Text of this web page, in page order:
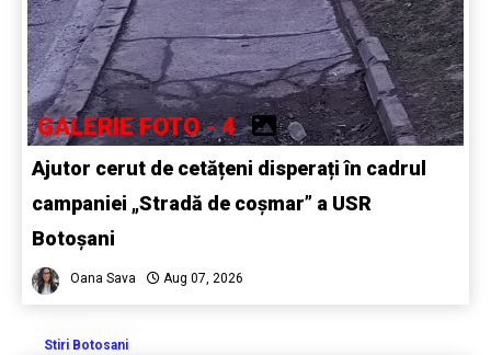
GALERIE FOTO - 4
Ajutor cerut de cetățeni disperați în cadrul
campaniei „Stradă de coșmar” a USR
Botoșani
Oana Sava Aug 07, 2026
Stiri Botosani